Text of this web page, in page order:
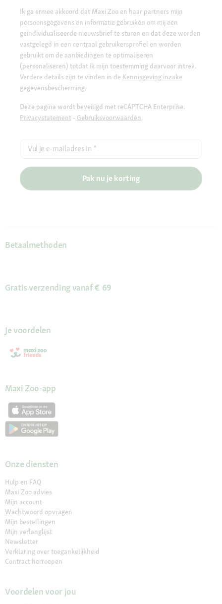
Ik ga ermee akkoord dat Maxi Zoo en haar partners mijn
persoonsgegevens en informatie gebruiken om mij een
geïndividualiseerde nieuwsbrief te sturen en dat deze worden
vastgelegd in een centraal gebruikersprofiel en worden
gebruikt om de aanbiedingen te optimaliseren
(personaliseren) totdat ik mijn toestemming daarvoor intrek.
Verdere details zijn te vinden in de Kennisgeving inzake
gegevensbescherming.
Deze pagina wordt beveiligd met reCAPTCHA Enterprise.
Privacystatement - Gebruiksvoorwaarden
Vul je e-mailadres in *
Pak nu je korting
Betaalmethoden
Gratis verzending vanaf € 69
Je voordelen
Maxi Zoo-app
Onze diensten
Hulp en FAQ
Maxi Zoo advies
Mijn account
Wachtwoord opvragen
Mijn bestellingen
Mijn verlanglijst
Newsletter
Verklaring over toegankelijkheid
Contract herroepen
Voordelen voor jou